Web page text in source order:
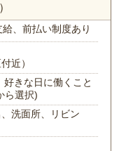
給、前払い制度あり
近）
きな日に働くこと
ら選択)
洗面所、リビン